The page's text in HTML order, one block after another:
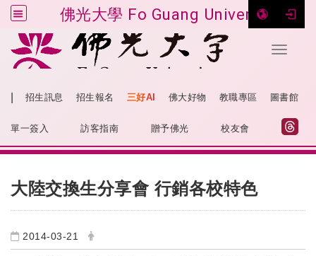
佛光大學 Fo Guang University
Toggle
跳到主要內容
招生訊息 招生報名 三好AI 佛大好物 教職專區 圖書館
單一簽入 訪客指南 贈予佛光 校友會
大陸交換生分享會 行銷各校特色
2014-03-21